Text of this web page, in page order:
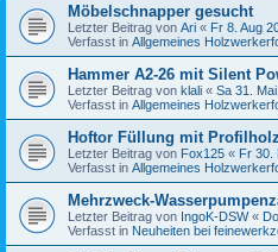
Möbelschnapper gesucht
Letzter Beitrag von Ari « Fr 8. Aug
Verfasst in Allgemeines
Hammer A2-26 mit Silent
Letzter Beitrag von klali « Sa 31.
Verfasst in Allgemeines
Hoftor Füllung mit Profilholz
Letzter Beitrag von Fox125 « Fr 30.
Verfasst in Allgemeines
Mehrzweck-
Letzter Beitrag von IngoK-DSW«
Verfasst in Neuheiten bei